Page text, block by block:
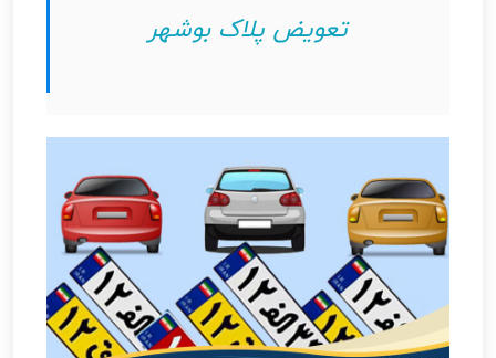
تعویض پلاک بوشهر